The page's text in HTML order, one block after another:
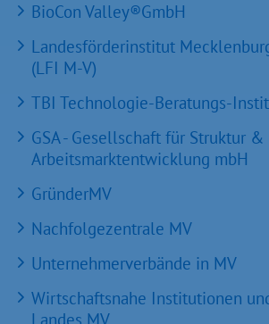
BioCon Valley®GmbH
Landesförderinstitut
(LFI M-V)
TBI Technologie-Beratungs-
GSA - Gesellschaft für Struktur &
Arbeitsmarktentwicklung mbH
GründerMV
Nachfolgezentrale MV
Unternehmerverbände in MV
Wirtschaftsnahe Institutionen
Landes MV